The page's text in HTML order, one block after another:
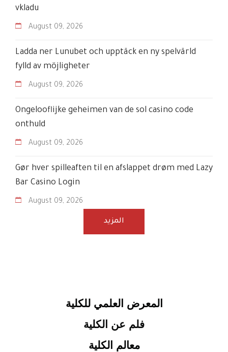
vkladu
August 09, 2026
Ladda ner Lunubet och upptäck en ny spelvärld
fylld av möjligheter
August 09, 2026
Ongelooflijke geheimen van de sol casino code
onthuld
August 09, 2026
Gør hver spilleaften til en afslappet drøm med Lazy
Bar Casino Login
August 09, 2026
المزيد
المعرض العلمي للكلية
فلم عن الكلية
معالم الكلية